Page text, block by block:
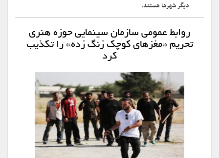
دیگر شهرها هستند.
روابط عمومی سازمان سینمایی حوزه هنری
تحریم «مغز‌های کوچک زنگ زده» را تکذیب
کرد